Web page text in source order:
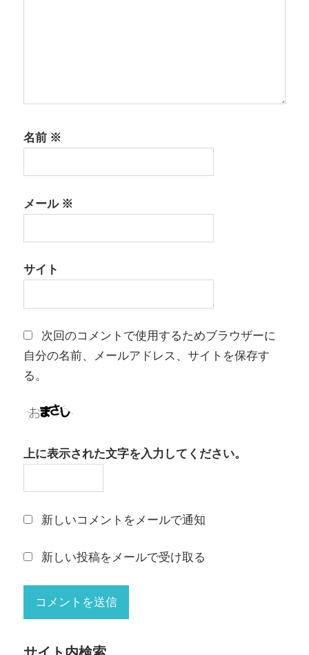
名前 ※
メール※
サイト
次回のコメントで使用するためブラウザーに
自分の名前、メールアドレス、サイトを保存す
る。
上に表示された文字を入力してください。
新しいコメントをメールで通知
新しい投稿をメールで受け取る